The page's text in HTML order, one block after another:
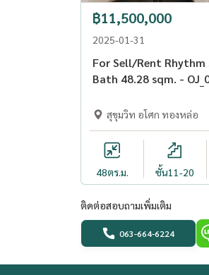
- โถงต้อนรับ
- สระว่ายน้ำ (น้ำเกลือ)
- ลิฟท์สำหรับผู้โดยสาร
- ที่จอดรถ
- กล้องวงจรปิด
- ระบบรักษาความปลอดภัย
สนใจติดต่อ
อุ่นใจพร็อพเพอร์ตี้ - คุณกิ๊บ
Tel:063-663-6224
Line: oonjai-property
฿11,500,000
2025-01-31
For Sell/Rent Rhythm
Bath 48.28 sqm. -
สุขุมวิท อโศก ทองหล่อ
48ตร.ม. ชั้น11-20
ติดต่อสอบถามเพิ่มเติม
063-664-6224